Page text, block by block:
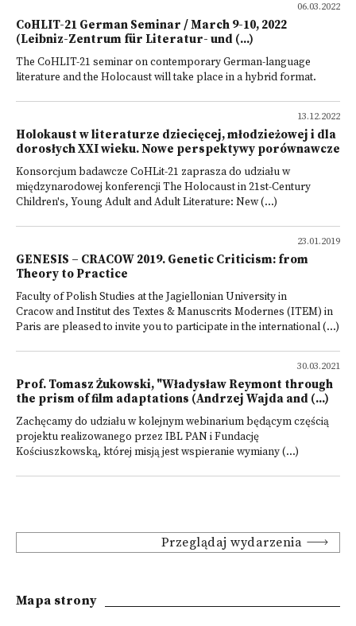
06.03.2022
CoHLIT-21 German Seminar / March 9-10, 2022
(Leibniz-Zentrum für Literatur- und (...)
The CoHLIT-21 seminar on contemporary German-language
literature and the Holocaust will take place in a hybrid format.
13.12.2022
Holokaust w literaturze dziecięcej, młodzieżowej i dla
dorosłych XXI wieku. Nowe perspektywy porównawcze
Konsorcjum badawcze CoHLit-21 zaprasza do udziału w
międzynarodowej konferencji The Holocaust in 21st-Century
Children's, Young Adult and Adult Literature: New (...)
23.01.2019
GENESIS – CRACOW 2019. Genetic Criticism: from
Theory to Practice
Faculty of Polish Studies at the Jagiellonian University in
Cracow and Institut des Textes & Manuscrits Modernes (ITEM) in
Paris are pleased to invite you to participate in the international (...)
30.03.2021
Prof. Tomasz Żukowski, "Władysław Reymont through
the prism of film adaptations (Andrzej Wajda and (...)
Zachęcamy do udziału w kolejnym webinarium będącym częścią
projektu realizowanego przez IBL PAN i Fundację
Kościuszkowską, której misją jest wspieranie wymiany (...)
Przeglądaj wydarzenia
Mapa strony